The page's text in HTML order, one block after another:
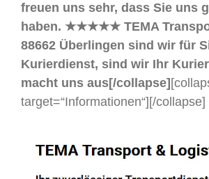
freuen uns sehr, dass Sie uns
haben. ★★★★★ TEMA
88662 Überlingen sind wir für
Kurierdienst, sind wir Ihr
macht uns aus[/collapse]
target=“Informationen“] [/collapse]